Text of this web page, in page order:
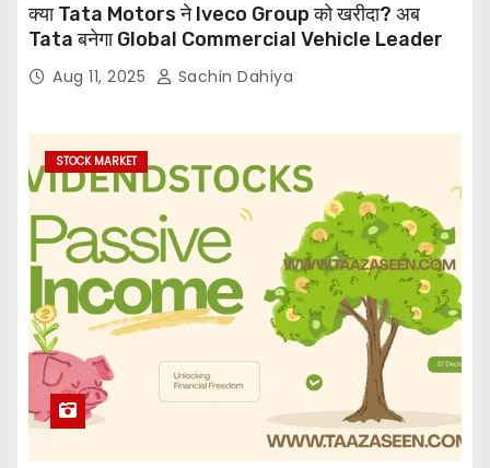
क्या Tata Motors ने Iveco Group को खरीदा? अब
Tata बनेगा Global Commercial Vehicle Leader
Aug 11, 2025 Sachin Dahiya
STOCK MARKET